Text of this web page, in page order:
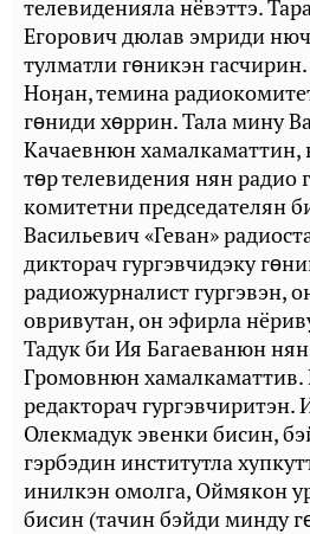
телевиденияла нёвэттэ.
Егорович дюлав эмриди
тулматли гɵникэн
Ноӈан, темина
гɵниди хɵррин. Тала мину
Качаевнюн хамалкаматтин,
тɵр телевидения нян радио
комитетни председателян
Васильевич «Геван»
дикторач гургэвчидэку
радиожурналист гургэвэн,
овривутан, он эфирла
Тадук би Ия Багаеванюн
Громовнюн хамалкаматтив.
редакторач гургэвчиритэн.
Олекмадук эвенки бисин,
гэрбэдин институтла
инилкэн омолга, Оймякон
бисин (тачин бэйди минду